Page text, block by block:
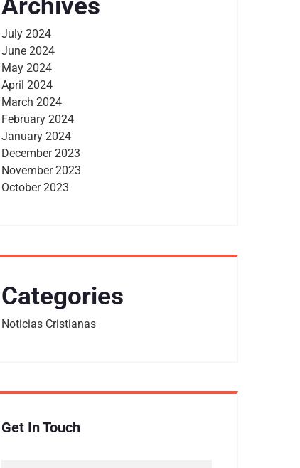
Archives
July 2024
June 2024
May 2024
April 2024
March 2024
February 2024
January 2024
December 2023
November 2023
October 2023
Categories
Noticias Cristianas
Get In Touch